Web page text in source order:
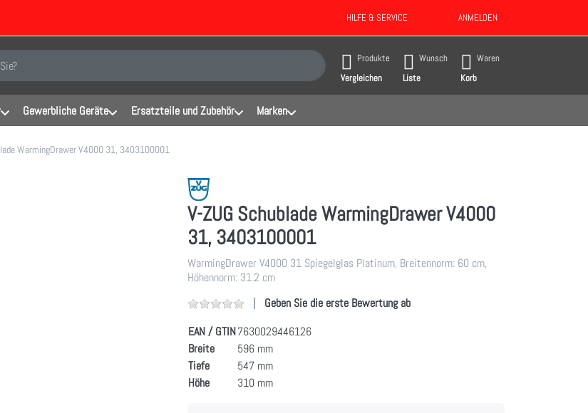
HILFE & SERVICE ANMELDEN
ein. Während Sie tippen, erscheinen automatisch erste Ergebnisse. Drücken Sie die Eingabetaste, um alle Ergebnisse aufzurufen.
Produkte
Vergleichen
Wunsch
Liste
Waren
Korb
Gewerbliche Geräte Ersatzteile und Zubehör Marken
WarmingDrawer V4000 31, 3403100001
V-ZUG Schublade WarmingDrawer V4000
31, 3403100001
WarmingDrawer V4000 31 Spiegelglas Platinum, Breitennorm: 60 cm,
Höhennorm: 31.2 cm
Geben Sie die erste Bewertung ab
EAN / GTIN7630029446126
Breite
596 mm
Tiefe
547 mm
Höhe
310 mm